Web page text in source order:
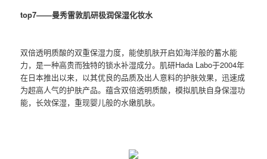
top7——曼秀雷敦肌研极润保湿化妆水
双倍透明质酸的双重保湿力度，能使肌肤开启如海洋般的蓄水能
力，是一种高贵而独特的锁水补湿成分。肌研Hada Labo于2004年
在日本推出以来，以其优良的品质及出人意料的护肤效果，迅速成
为超高人气的护肤产品。蕴含双倍透明质酸，模拟肌肤自身保湿功
能，长效保湿，重现婴儿般的水嫩肌肤。